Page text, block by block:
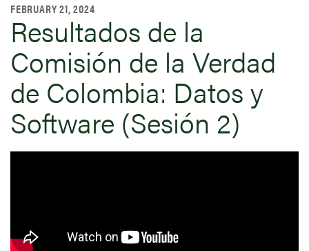
FEBRUARY 21, 2024
Resultados de la
Comisión de la Verdad
de Colombia: Datos y
Software (Sesión 2)